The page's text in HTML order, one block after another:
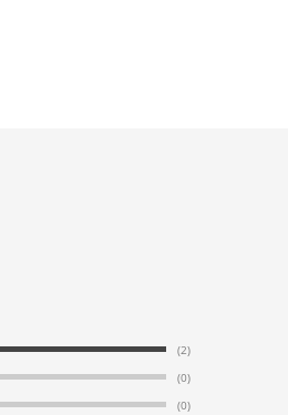
(2)
(0)
(0)